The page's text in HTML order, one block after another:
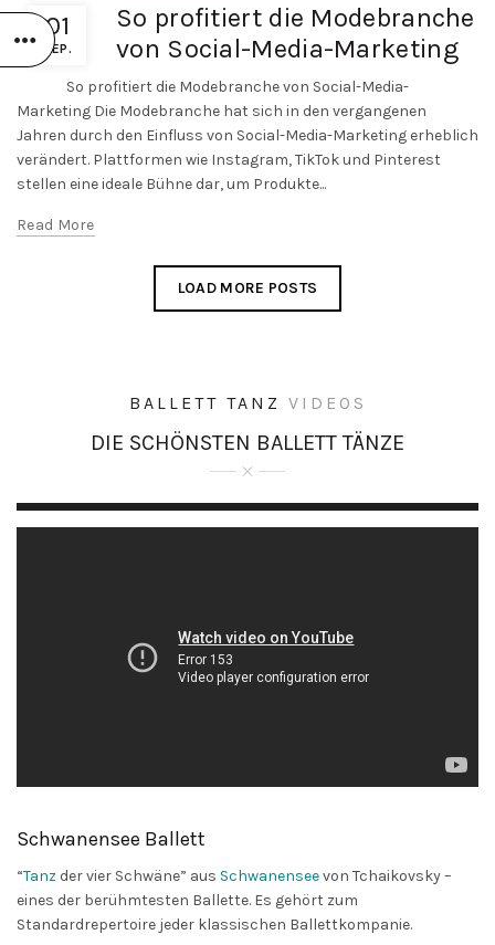
01
SEP.
So profitiert die Modebranche
von Social-Media-Marketing
So profitiert die Modebranche von Social-Media-
Marketing Die Modebranche hat sich in den vergangenen
Jahren durch den Einfluss von Social-Media-Marketing erheblich
verändert. Plattformen wie Instagram, TikTok und Pinterest
stellen eine ideale Bühne dar, um Produkte...
Read More
LOAD MORE POSTS
BALLETT TANZ VIDEOS
DIE SCHÖNSTEN BALLETT TÄNZE
Schwanensee Ballett
“Tanz der vier Schwäne” aus Schwanenseevon Tchaikovsky –
eines der berühmtesten Ballette. Es gehört zum
Standardrepertoire jeder klassischen Ballettkompanie.